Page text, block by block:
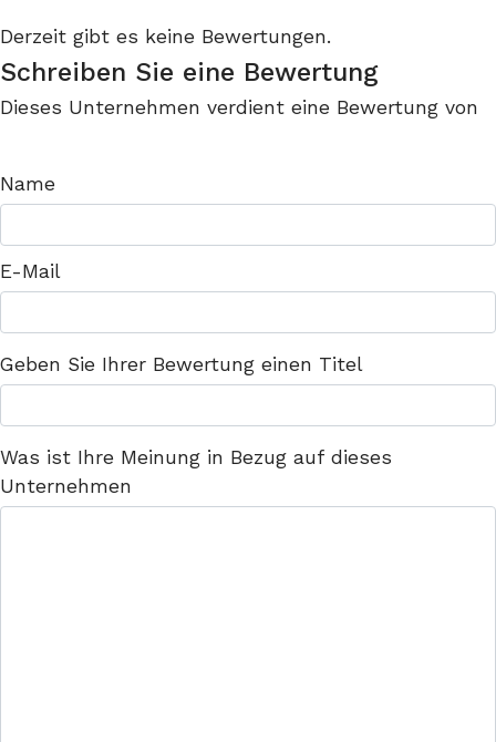
Derzeit gibt es keine Bewertungen.
Schreiben Sie eine Bewertung
Dieses Unternehmen verdient eine Bewertung von
Name
E-Mail
Geben Sie Ihrer Bewertung einen Titel
Was ist Ihre Meinung in Bezug auf dieses
Unternehmen